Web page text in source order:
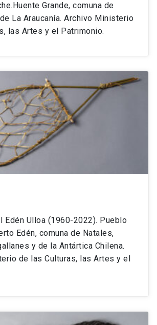
Grande, comuna de
La Araucanía. Archivo Ministerio
las Artes y el Patrimonio.
Edén Ulloa (1960-2022). Pueblo
Edén, comuna de Natales,
y de la Antártica Chilena.
de las Culturas, las Artes y el